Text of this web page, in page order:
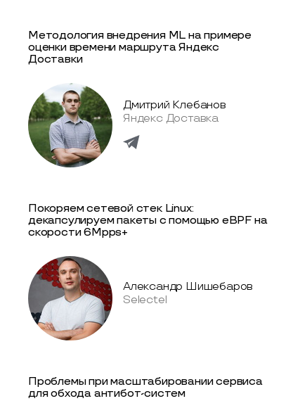
Методология внедрения ML на примере
оценки времени маршрута Яндекс
Доставки
Дмитрий Клебанов
Яндекс Доставка
Покоряем сетевой стек Linux:
декапсулируем пакеты с помощью eBPF на
скорости 6Mpps+
Александр Шишебаров
Selectel
Проблемы при масштабировании сервиса
для обхода антибот-систем